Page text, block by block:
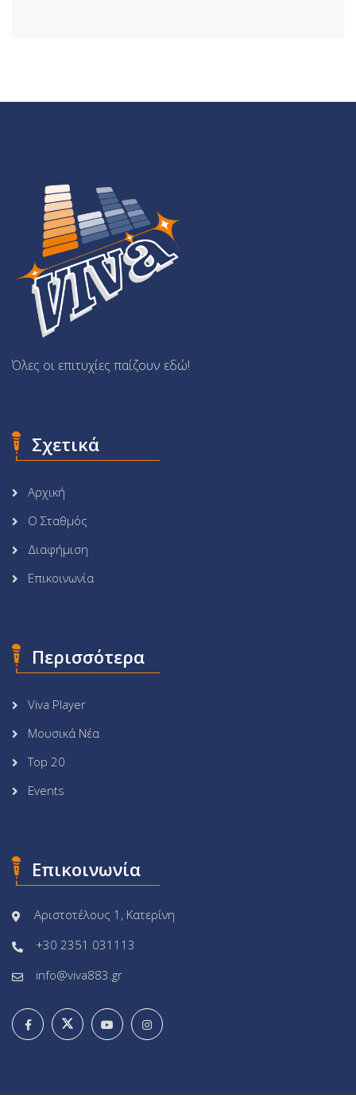
Όλες οι επιτυχίες παίζουν εδώ!
Σχετικά
Αρχική
Ο Σταθμός
Διαφήμιση
Επικοινωνία
Περισσότερα
Viva Player
Μουσικά Νέα
Top 20
Events
Επικοινωνία
Αριστοτέλους 1, Κατερίνη
+30 2351 031113
info@viva883.gr